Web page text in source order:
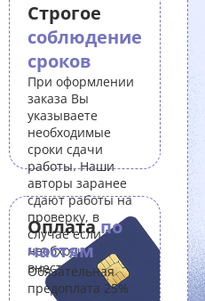
Строгое
соблюдение
сроков
При оформлении
заказа Вы
указываете
необходимые
сроки сдачи
работы. Наши
авторы заранее
сдают работы на
проверку, в
случае если Вам
необходимо
внести правки.
Оплатапо
частям
Обязательная
предоплата 25%